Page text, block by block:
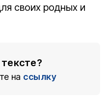
своих родных и
на ссылку